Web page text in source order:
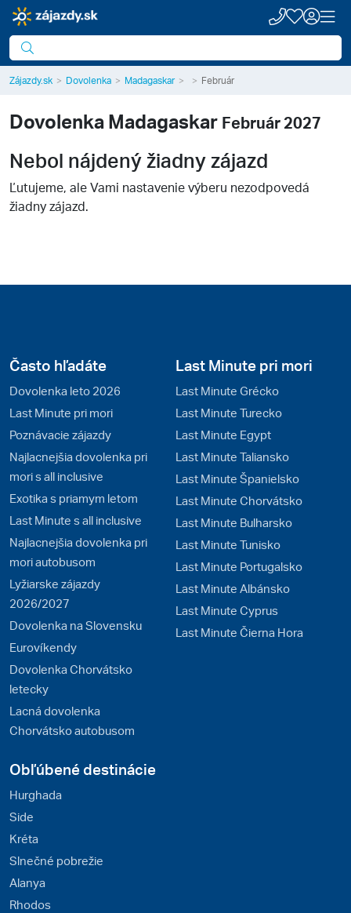
Zájazdy.sk Dovolenka Madagaskar Február
Dovolenka Madagaskar Február 2027
Nebol nájdený žiadny zájazd
Ľutujeme, ale Vami nastavenie výberu nezodpovedá
žiadny zájazd.
Často hľadáte
Dovolenka leto 2026
Last Minute pri mori
Poznávacie zájazdy
Najlacnejšia dovolenka pri
mori s all inclusive
Exotika s priamym letom
Last Minute s all inclusive
Najlacnejšia dovolenka pri
mori autobusom
Lyžiarske zájazdy
2026/2027
Dovolenka na Slovensku
Eurovíkendy
Dovolenka Chorvátsko
letecky
Lacná dovolenka
Chorvátsko autobusom
Last Minute pri mori
Last Minute Grécko
Last Minute Turecko
Last Minute Egypt
Last Minute Taliansko
Last Minute Španielsko
Last Minute Chorvátsko
Last Minute Bulharsko
Last Minute Tunisko
Last Minute Portugalsko
Last Minute Albánsko
Last Minute Cyprus
Last Minute Čierna Hora
Obľúbené destinácie
Hurghada
Side
Kréta
Slnečné pobrežie
Alanya
Rhodos